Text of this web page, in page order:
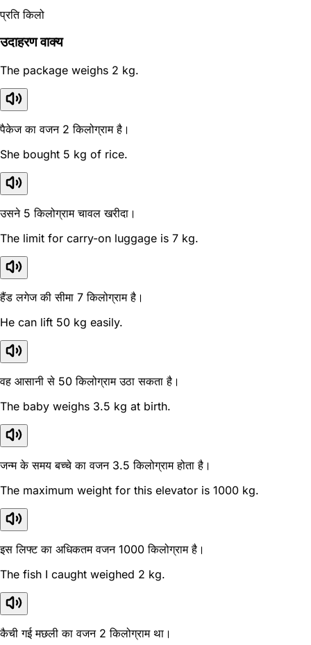
प्रति किलो
उदाहरण वाक्य
The package weighs 2 kg.
पैकेज का वजन 2 किलोग्राम है।
She bought 5 kg of rice.
उसने 5 किलोग्राम चावल खरीदा।
The limit for carry-on luggage is 7 kg.
हैंड लगेज की सीमा 7 किलोग्राम है।
He can lift 50 kg easily.
वह आसानी से 50 किलोग्राम उठा सकता है।
The baby weighs 3.5 kg at birth.
जन्म के समय बच्चे का वजन 3.5 किलोग्राम होता है।
The maximum weight for this elevator is 1000 kg.
इस लिफ्ट का अधिकतम वजन 1000 किलोग्राम है।
The fish I caught weighed 2 kg.
कैची गई मछली का वजन 2 किलोग्राम था।